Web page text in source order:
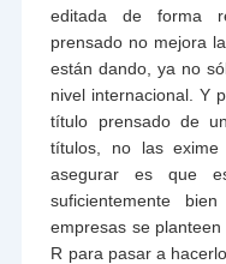
editada de forma
prensado no mejora
están dando, ya no
nivel internacional. Y
título prensado de
títulos, no las
asegurar es que
suficientemente
empresas se
R para pasar a